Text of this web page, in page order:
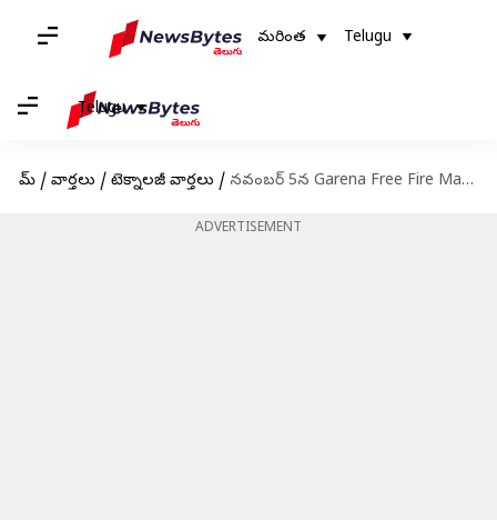
మరింత Telugu
Telugu
హోమ్ / వార్తలు / టెక్నాలజీ వార్తలు / నవంబర్ 5న Garena Free Fire Max కోడ్‌లు రీడీమ్ చేసుకునే విధానం
ADVERTISEMENT